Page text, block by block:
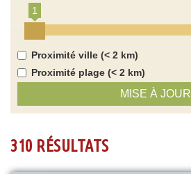
1
Proximité ville (< 2 km)
Proximité plage (< 2 km)
MISE À JOUR
310 RÉSULTATS